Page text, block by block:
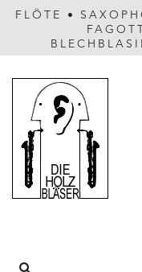
FLÖTE •
FAGOTT